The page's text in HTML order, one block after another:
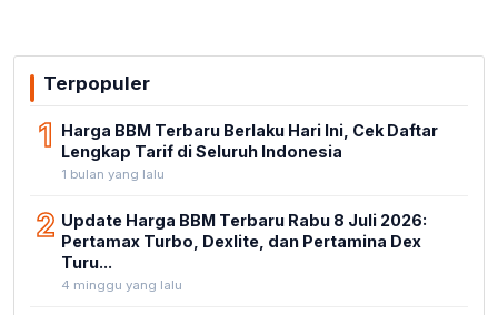
Terpopuler
1 Harga BBM Terbaru Berlaku Hari Ini, Cek Daftar
Lengkap Tarif di Seluruh Indonesia
1 bulan yang lalu
2 Update Harga BBM Terbaru Rabu 8 Juli 2026:
Pertamax Turbo, Dexlite, dan Pertamina Dex
Turu...
4 minggu yang lalu